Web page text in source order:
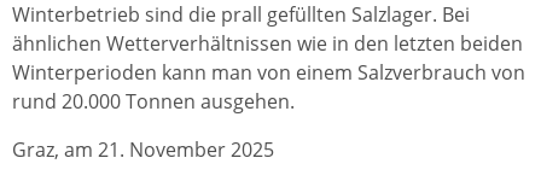
Winterbetrieb sind die prall gefüllten Salzlager. Bei
ähnlichen Wetterverhältnissen wie in den letzten beiden
Winterperioden kann man von einem Salzverbrauch von
rund 20.000 Tonnen ausgehen.
Graz, am 21. November 2025